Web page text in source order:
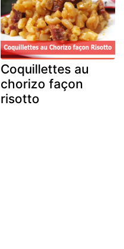
Coquillettes au
chorizo façon
risotto